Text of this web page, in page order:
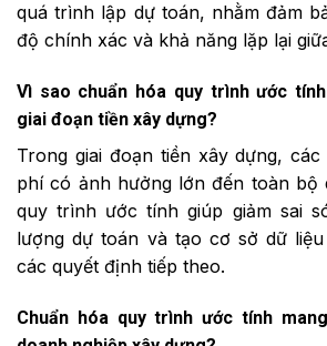
quá trình lập dự toán, nhằm đảm
độ chính xác và khả năng lặp lại
Vì sao chuẩn hóa quy trình ước
giai đoạn tiền xây dựng?
Trong giai đoạn tiền xây dựng,
phí có ảnh hưởng lớn đến toàn bộ
quy trình ước tính giúp giảm sai
lượng dự toán và tạo cơ sở dữ
các quyết định tiếp theo.
Chuẩn hóa quy trình ước tính